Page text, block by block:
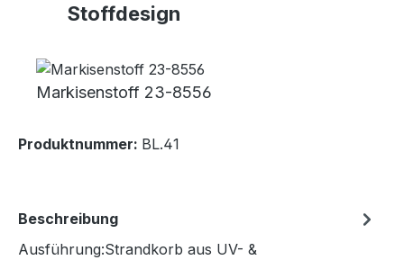
Stoffdesign
Markisenstoff 23-8556
Produktnummer: BL.41
Beschreibung
Ausführung:Strandkorb aus UV- &